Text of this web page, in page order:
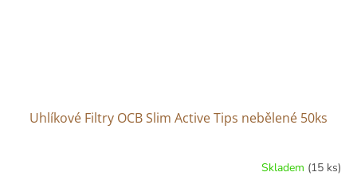
Uhlíkové Filtry OCB Slim Active Tips nebělené 50ks
Skladem (15 ks)